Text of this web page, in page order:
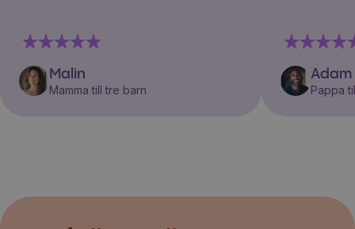
Malin
Mamma till tre barn
Adam
Pappa